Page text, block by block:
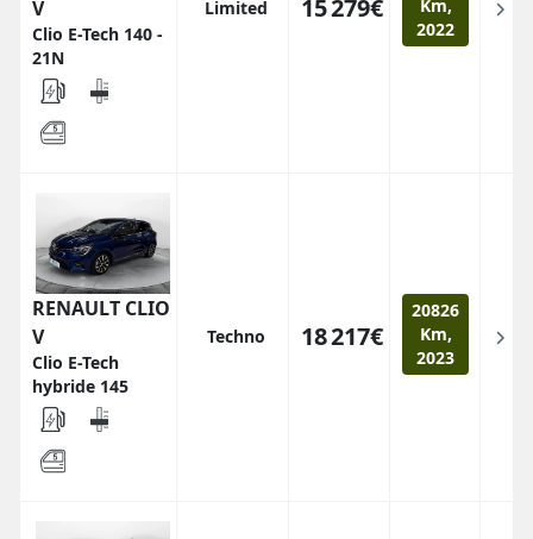
V
Clio E-Tech 140 -
21N
Limited 15 279€
Km,
2022
RENAULT CLIO
V
Clio E-Tech
hybride 145
Techno 18 217€
20826
Km,
2023